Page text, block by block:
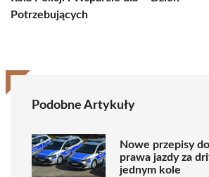
Potrzebujących
Podobne Artykuły
Nowe przepisy
prawa jazdy za
jednym kole